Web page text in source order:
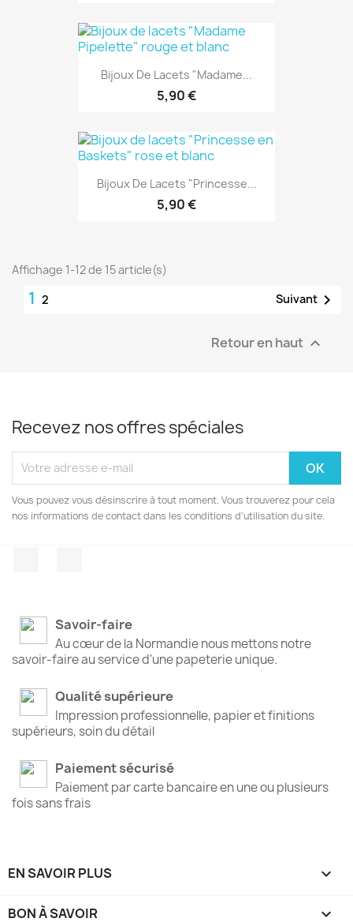
Bijoux De Lacets "Madame...
5,90 €
Bijoux De Lacets "Princesse...
5,90 €
Affichage 1-12 de 15 article(s)
1 2 Suivant 
Retour en haut 
Recevez nos offres spéciales
Vous pouvez vous désinscrire à tout moment. Vous trouverez pour cela
nos informations de contact dans les conditions d'utilisation du site.
Savoir-faire
Au cœur de la Normandie nous mettons notre
savoir-faire au service d'une papeterie unique.
Qualité supérieure
Impression professionnelle, papier et finitions
supérieurs, soin du détail
Paiement sécurisé
Paiement par carte bancaire en une ou plusieurs
fois sans frais
EN SAVOIR PLUS 
BON À SAVOIR 